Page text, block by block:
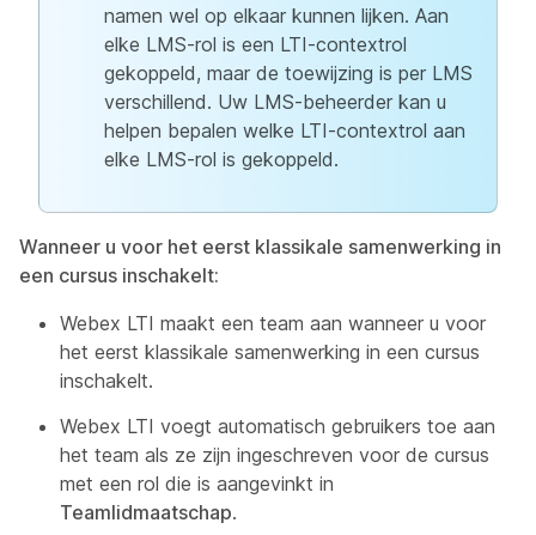
namen wel op elkaar kunnen lijken. Aan
elke LMS-rol is een LTI-contextrol
gekoppeld, maar de toewijzing is per LMS
verschillend. Uw LMS-beheerder kan u
helpen bepalen welke LTI-contextrol aan
elke LMS-rol is gekoppeld.
Wanneer u voor het eerst klassikale samenwerking in
een cursus inschakelt:
Webex LTI maakt een team aan wanneer u voor
het eerst klassikale samenwerking in een cursus
inschakelt.
Webex LTI voegt automatisch gebruikers toe aan
het team als ze zijn ingeschreven voor de cursus
met een rol die is aangevinkt in
Teamlidmaatschap.